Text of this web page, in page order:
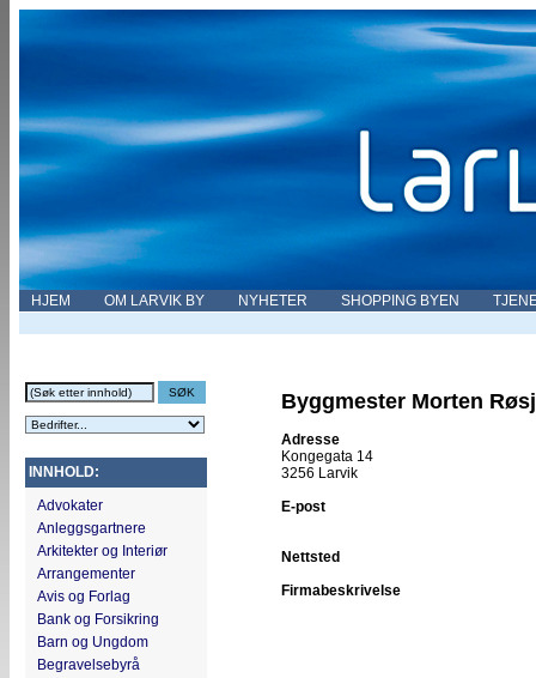
HJEM OM LARVIK BY NYHETER SHOPPING BYEN
INNHOLD:
Advokater
Anleggsgartnere
Arkitekter og Interiør
Arrangementer
Avis og Forlag
Bank og Forsikring
Barn og Ungdom
Begravelsebyrå
Byggmester Morten
Adresse
Kongegata 14
3256 Larvik
E-post
Nettsted
Firmabeskrivelse